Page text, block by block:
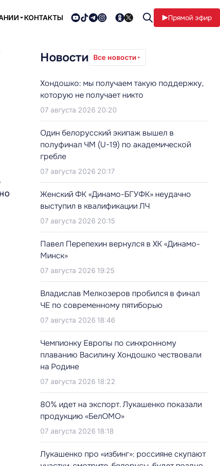
КОНТАКТЫ Прямой эфир
Новости Все новости
Хондошко: мы получаем такую поддержку,
которую не получает никто
07 августа 2026 20:20
Один белорусский экипаж вышел в
полуфинал ЧМ (U-19) по академической
гребле
07 августа 2026 20:17
Женский ФК «Динамо-БГУФК» неудачно
выступил в квалификации ЛЧ
07 августа 2026 20:15
Павел Перепехин вернулся в ХК «Динамо-
Минск»
07 августа 2026 19:25
Владислав Мелкозеров пробился в финал
ЧЕ по современному пятиборью
07 августа 2026 18:46
Чемпионку Европы по синхронному
плаванию Василину Хондошко чествовали
на Родине
07 августа 2026 18:22
80% идет на экспорт. Лукашенко показали
продукцию «БелОМО»
07 августа 2026 18:18
Лукашенко про «избинг»: россияне скупают